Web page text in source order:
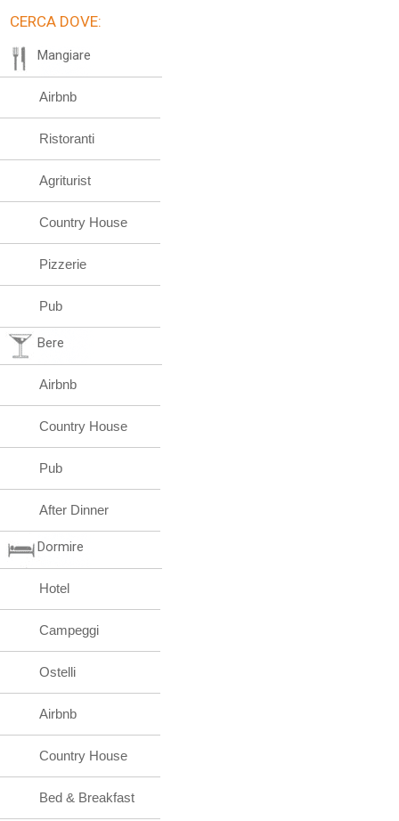
CERCA DOVE:
Mangiare
Airbnb
Ristoranti
Agriturist
Country House
Pizzerie
Pub
Bere
Airbnb
Country House
Pub
After Dinner
Dormire
Hotel
Campeggi
Ostelli
Airbnb
Country House
Bed & Breakfast